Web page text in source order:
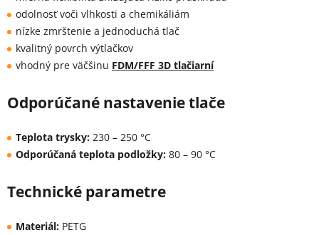
odolnosť voči vlhkosti a chemikáliám
nízke zmrštenie a jednoduchá tlač
kvalitný povrch výtlačkov
vhodný pre väčšinu FDM/FFF 3D tlačiarní
Odporúčané nastavenie tlače
Teplota trysky: 230 – 250 °C
Odporúčaná teplota podložky: 80 – 90 °C
Technické parametre
Materiál: PETG